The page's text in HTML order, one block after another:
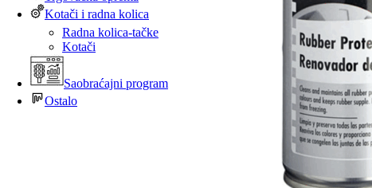
Kotači i radna kolica
Radna kolica-tačke
Kotači
Saobraćajni program
Ostalo